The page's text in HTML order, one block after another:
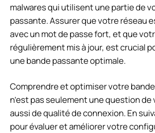
malwares qui utilisent une partie de
passante. Assurer que votre réseau
avec un mot de passe fort, et que
régulièrement mis à jour, est crucial
une bande passante optimale.
Comprendre et optimiser votre
n’est pas seulement une question
aussi de qualité de connexion. En
pour évaluer et améliorer votre